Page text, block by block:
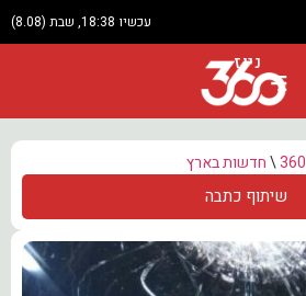
עכשיו 18:38, שבת (8.08)
ניוז
360
\חדשות בארץ
שיתוף כתבה